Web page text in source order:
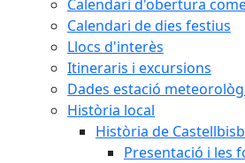
Calendari d'obertura
Calendari de dies festius
Llocs d'interès
Itineraris i excursions
Dades estació
Història local
Història de
Presentació i les